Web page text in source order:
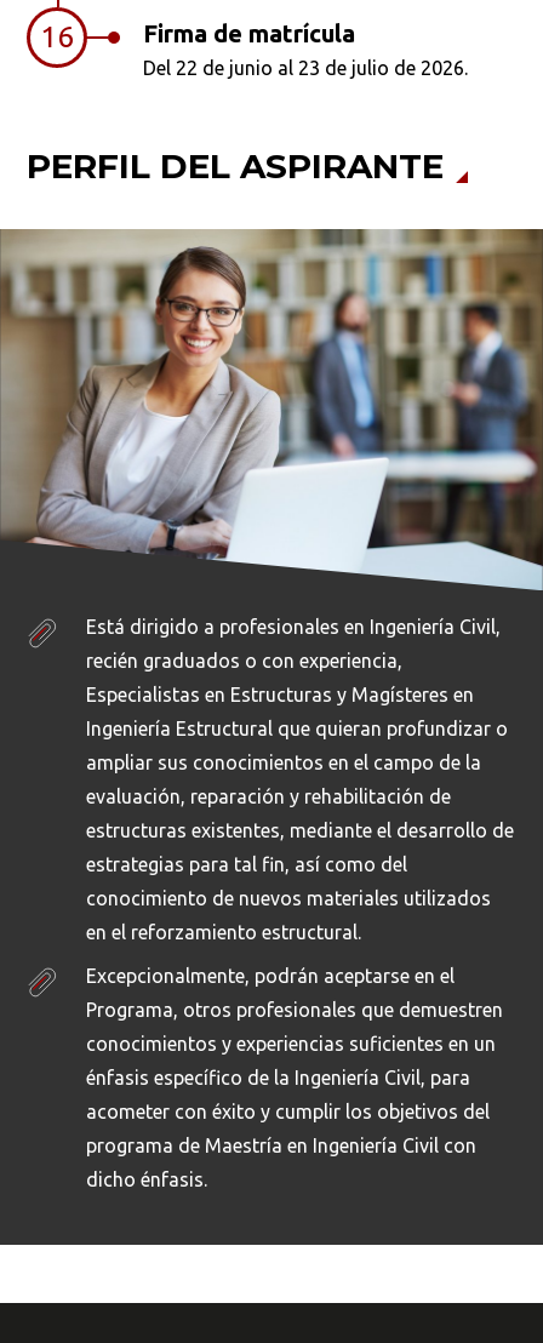
16 Firma de matrícula
Del 22 de junio al 23 de julio de 2026.
PERFIL DEL ASPIRANTE
Está dirigido a profesionales en Ingeniería Civil,
recién graduados o con experiencia,
Especialistas en Estructuras y Magísteres en
Ingeniería Estructural que quieran profundizar o
ampliar sus conocimientos en el campo de la
evaluación, reparación y rehabilitación de
estructuras existentes, mediante el desarrollo de
estrategias para tal fin, así como del
conocimiento de nuevos materiales utilizados
en el reforzamiento estructural.
Excepcionalmente, podrán aceptarse en el
Programa, otros profesionales que demuestren
conocimientos y experiencias suficientes en un
énfasis específico de la Ingeniería Civil, para
acometer con éxito y cumplir los objetivos del
programa de Maestría en Ingeniería Civil con
dicho énfasis.